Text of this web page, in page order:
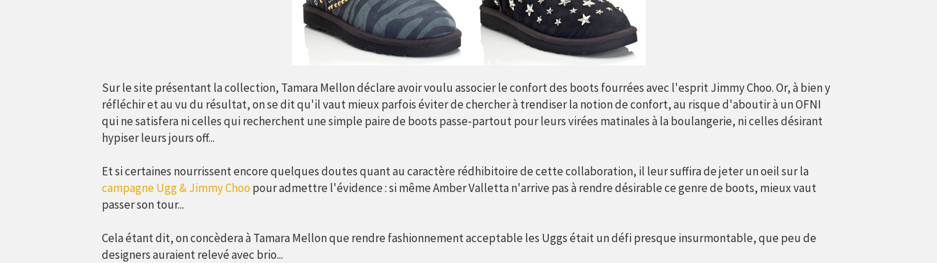
Sur le site présentant la collection, Tamara Mellon déclare avoir voulu associer le confort des boots fourrées avec l'esprit Jimmy Choo. Or, à bien y
réfléchir et au vu du résultat, on se dit qu'il vaut mieux parfois éviter de chercher à trendiser la notion de confort, au risque d'aboutir à un OFNI
qui ne satisfera ni celles qui recherchent une simple paire de boots passe-partout pour leurs virées matinales à la boulangerie, ni celles désirant
hypiser leurs jours off...
Et si certaines nourrissent encore quelques doutes quant au caractère rédhibitoire de cette collaboration, il leur suffira de jeter un oeil sur la
campagne Ugg & Jimmy Choopour admettre l'évidence : si même Amber Valletta n'arrive pas à rendre désirable ce genre de boots, mieux vaut
passer son tour...
Cela étant dit, on concèdera à Tamara Mellon que rendre fashionnement acceptable les Uggs était un défi presque insurmontable, que peu de
designers auraient relevé avec brio...